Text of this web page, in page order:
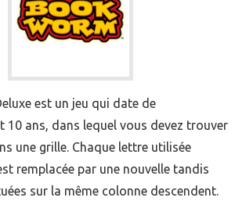
est un jeu qui date de
10 ans, dans lequel vous devez trouver
une grille. Chaque lettre utilisée
remplacée par une nouvelle tandis
sur la même colonne descendent.